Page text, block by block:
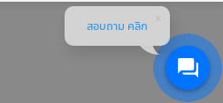
สอบถาม คลิก